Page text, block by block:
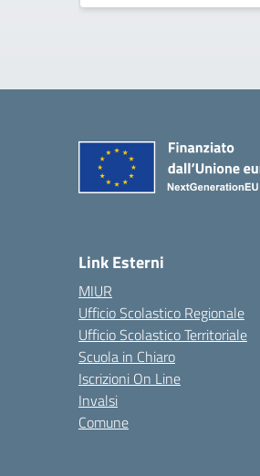
Link Esterni
MIUR
Ufficio Scolastico Regionale
Ufficio Scolastico Territoriale
Scuola in Chiaro
Iscrizioni On Line
Invalsi
Comune